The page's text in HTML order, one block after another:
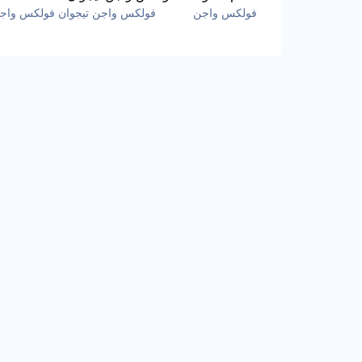
فولكس واجن فولكس واجن تيجوان